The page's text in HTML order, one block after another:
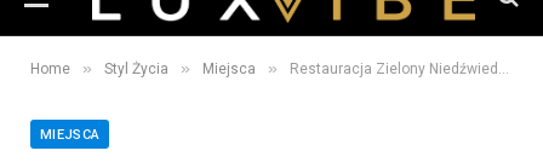
Home » Styl Życia » Miejsca » Restauracja Zielony Niedźwiedź. Przytulne miejsce ze świetnym jedzeniem [Recenzja]
MIEJSCA